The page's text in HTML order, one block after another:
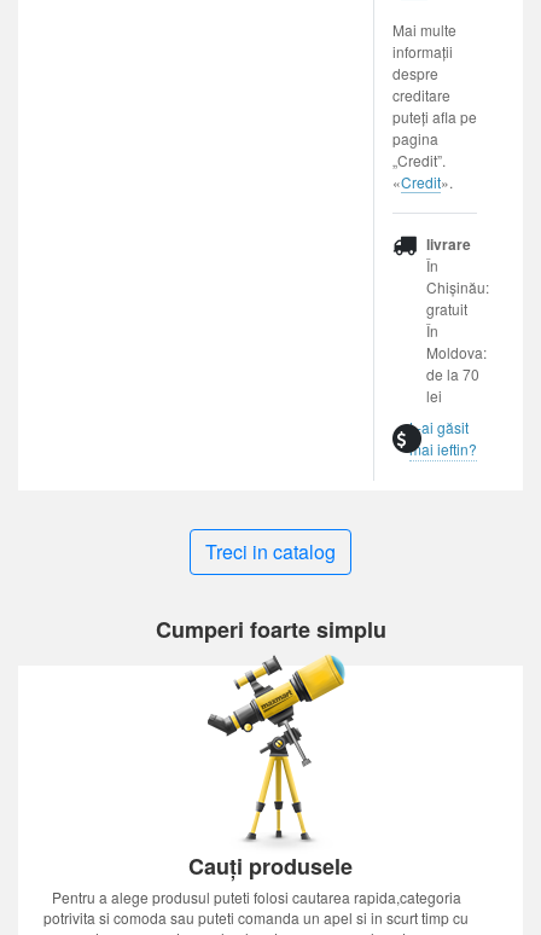
Mai multe
informații
despre
creditare
puteți afla pe
pagina
„Credit”.
«Credit».
livrare
În
Chișinău:
gratuit
În
Moldova:
de la 70
lei
L-ai găsit
mai ieftin?
Treci in catalog
Cumperi foarte simplu
Cauți produsele
Pentru a alege produsul puteti folosi cautarea rapida,categoria
potrivita si comoda sau puteti comanda un apel si in scurt timp cu